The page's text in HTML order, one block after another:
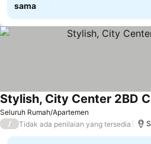
sama
Seluruh Rumah/Apartemen
Stylish, City Center 2BD
/ Tidak ada penilaian yang tersedia